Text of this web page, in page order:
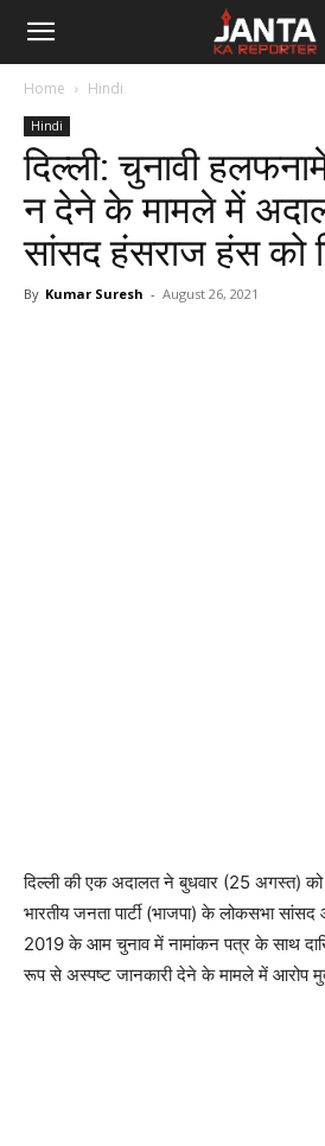
Janta
Reporter
Home Hindi
Hindi
दिल्ली: चुनावी
न देने के मामले में
सांसद हंसराज हंस को
By Kumar Suresh - August 26, 2021
दिल्ली की एक अदालत ने बुधवार (25 अगस्त) को
भारतीय जनता पार्टी (भाजपा) के लोकसभा
2019 के आम चुनाव में नामांकन पत्र के साथ
रूप से अस्पष्ट जानकारी देने के मामले में आरोप